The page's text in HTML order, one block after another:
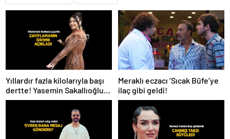
Yıllardır fazla kilolarıyla başı
dertte! Yasemin Sakallıoğlu
zayıflamasının sırrını açıkladı
Meraklı eczacı ‘Sıcak Büfe’ye
ilaç gibi geldi!